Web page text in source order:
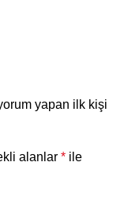
yapan ilk kişi
alanlar * ile